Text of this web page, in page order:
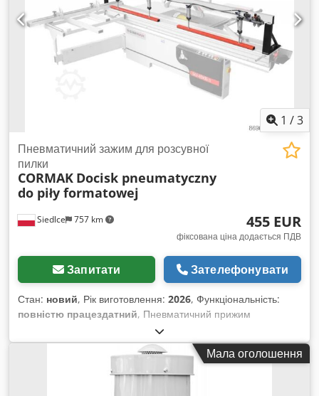
1 /3
Siedlce 757 km
Пневматичний зажим для розсувної
пилки
CORMAK Docisk pneumatyczny
do piły formatowej
455 EUR
фіксована ціна додається ПДВ
Запитати Зателефонувати
Стан: новий, Рік виготовлення: 2026, Функціональність:
повністю працездатний, Пневматичний прижим
забезпечує точне прилягання оброблюваного матеріалу до
столу форматно-розкроювальної пилки. Це підвищує
точність і якість різання, пришвидшує та полегшує розкрій
плит. Прижим дуже простий у монтажі й експлуатації.
Застосування столярного пневматичного прижиму для
Мала оголошення